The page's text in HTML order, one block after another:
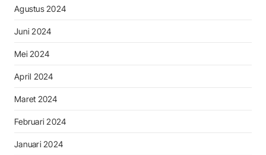
Agustus 2024
Juni 2024
Mei 2024
April 2024
Maret 2024
Februari 2024
Januari 2024